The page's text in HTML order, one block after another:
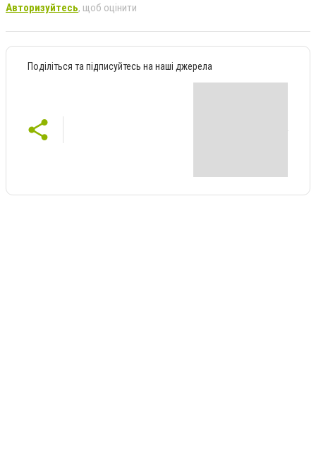
Авторизуйтесь, щоб оцінити
Поділіться та підписуйтесь на наші джерела